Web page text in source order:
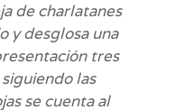
de charlatanes
y desglosa una
tres
las
se cuenta al